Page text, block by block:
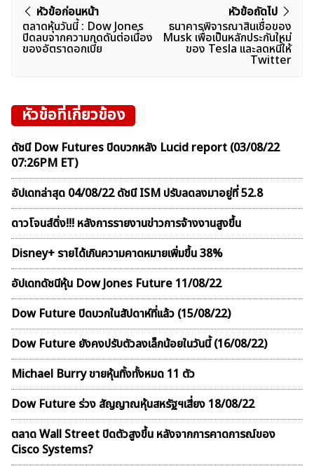
แนะแนว
เรื่อง
หัวข้อก่อนหน้า
ตลาดหุ้นวันนี้ : Dow Jones
ปิดลบจากความกดดันต่อเนื่อง
ของอัตราดอกเบี้ย
หัวข้อถัดไป
ธนาคารพิจารณาสินเชื่อของ
Musk เพื่อเป็นหลักประกันใหม่
ของ Tesla เเละลดหนี้ให้
Twitter
หัวข้อที่เกี่ยวข้อง
ดัชนี Dow Futures ปิดบวกหลัง Lucid report (03/08/22
07:26PM ET)
อัปเดทล่าสุด 04/08/22 ดัชนี ISM ปรับลดลงมาอยู่ที่ 52.8
ดาวโจนส์ดิ่ง!!! หลังการรายงานข่าวการจ้างงานสูงขึ้น
Disney+ รายได้เกินความคาดหมายเพิ่มขึ้น 38%
อัปเดทดัชนีหุ้น Dow Jones Future 11/08/22
Dow Future ปิดบวกในสัปดาห์ที่เเล้ว (15/08/22)
Dow Future ยังคงปรับตัวลงเล็กน้อยในวันนี้ (16/08/22)
Michael Burry ขายหุ้นทิ้งทั้งหมด 11 ตัว
Dow Future ร่วง สัญญาณหุ้นสหรัฐฯเสี่ยง 18/08/22
ตลาด Wall Street ปิดตัวสูงขึ้น หลังจากการคาดการณ์ของ
Cisco Systems?